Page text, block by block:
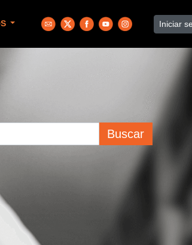
Iniciar
Buscar